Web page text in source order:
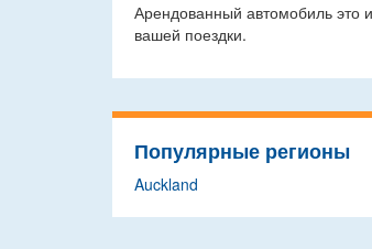
Арендованный автомобиль это
вашей поездки.
Популярные регионы
Auckland